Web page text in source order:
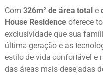
Com 326m² de área total e
House Residence oferece
exclusividade que sua
última geração e as
estilo de vida confortável e
das áreas mais desejadas